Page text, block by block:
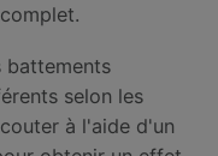
battements
selon les
à l'aide d'un